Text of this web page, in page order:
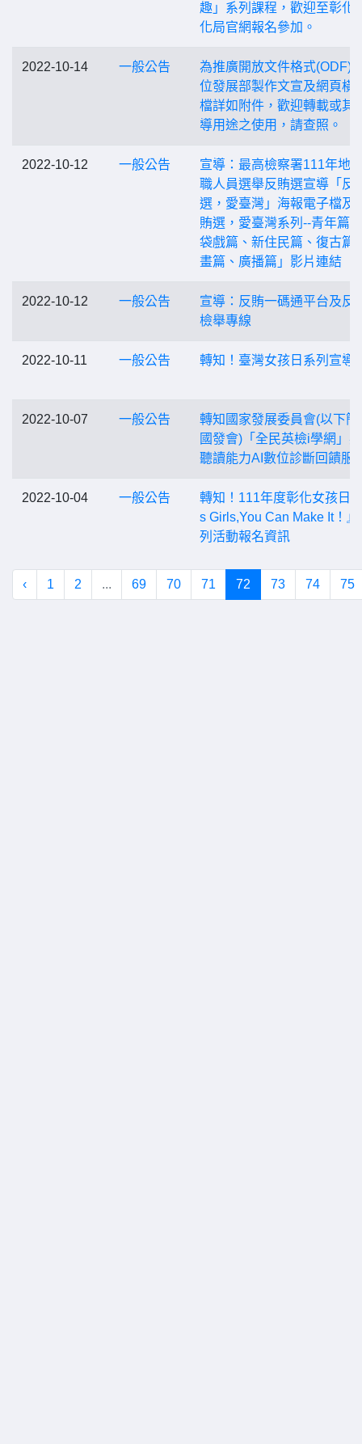
趣」系列課程，歡迎至彰化
化局官網報名參加。
2022-10-14 一般公告
為推廣開放文件格式(ODF)
位發展部製作文宣及網頁橫
檔詳如附件，歡迎轉載或其
導用途之使用，請查照。
2022-10-12 一般公告
宣導：最高檢察署111年地
職人員選舉反賄選宣導「反
選，愛臺灣」海報電子檔及
賄選，愛臺灣系列--青年篇
袋戲篇、新住民篇、復古篇
畫篇、廣播篇」影片連結
2022-10-12 一般公告
宣導：反賄一碼通平台及反
檢舉專線
2022-10-11 一般公告 轉知！臺灣女孩日系列宣導
2022-10-07 一般公告
轉知國家發展委員會(以下簡
國發會)「全民英檢i學網」
聽讀能力AI數位診斷回饋服
2022-10-04 一般公告
轉知！111年度彰化女孩日
s Girls,You Can Make It！
列活動報名資訊
‹ 1 2 ... 69 70 71 72 73 74 75